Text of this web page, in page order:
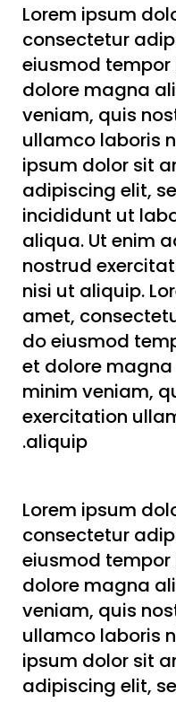
Lorem ipsum
consectetur
eiusmod
dolore magna
veniam, quis
ullamco laboris
ipsum dolor sit
adipiscing elit,
incididunt ut
aliqua. Ut enim
nostrud
nisi ut aliquip.
amet,
do eiusmod
et dolore
minim veniam,
exercitation
aliquip.
Lorem ipsum
consectetur
eiusmod
dolore magna
veniam, quis
ullamco laboris
ipsum dolor sit
adipiscing elit,